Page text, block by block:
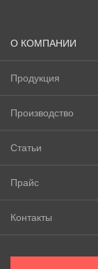
О КОМПАНИИ
Продукция
Производство
Статьи
Прайс
Контакты